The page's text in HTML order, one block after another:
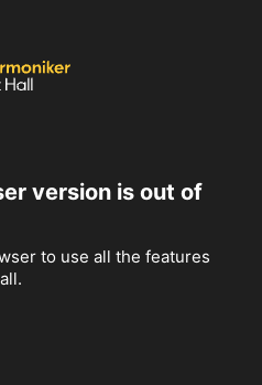
version is out of
to use all the features